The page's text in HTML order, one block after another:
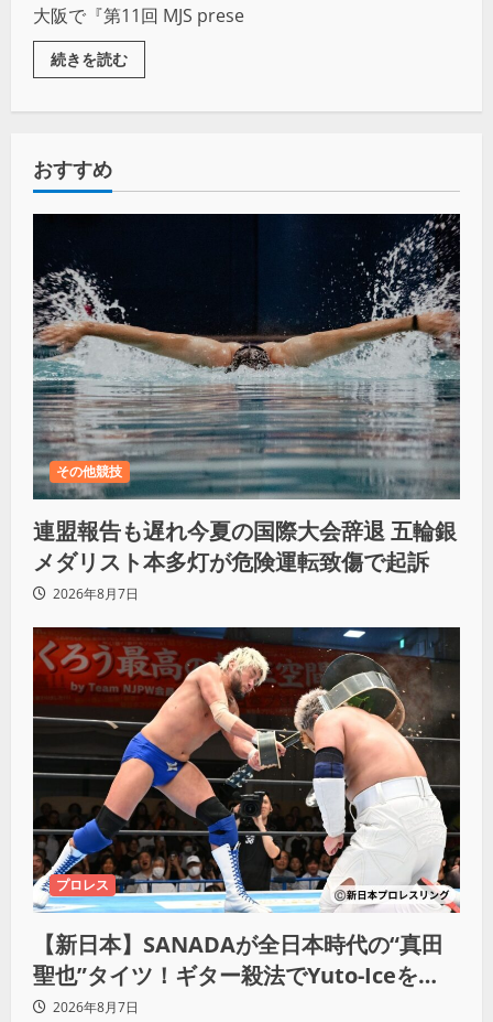
大阪で『第11回 MJS prese
続きを読む
おすすめ
その他競技
連盟報告も遅れ今夏の国際大会辞退 五輪銀
メダリスト本多灯が危険運転致傷で起訴
2026年8月7日
プロレス
【新日本】SANADAが全日本時代の“真田
聖也”タイツ！ギター殺法でYuto-Iceを
KO「俺と闘う時は考えろ。感じるな」
2026年8月7日